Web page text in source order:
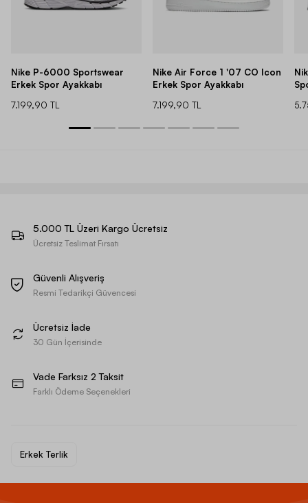
Nike P-6000 Sportswear
Erkek Spor Ayakkabı
7.199,90 TL
Nike Air Force 1 '07 CO Icon
Erkek Spor Ayakkabı
7.199,90 TL
5.000 TL Üzeri Kargo Ücretsiz
Ücretsiz Teslimat Fırsatı
Güvenli Alışveriş
Resmi Tedarikçi Güvencesi
Ücretsiz İade
30 Gün İçerisinde
Vade Farksız 2 Taksit
Farklı Ödeme Seçenekleri
Erkek Terlik